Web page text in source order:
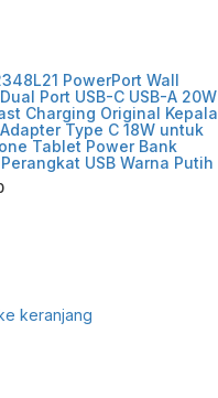
PowerPort Wall
Port USB-C USB-A 20W
Charging Original Kepala
Type C 18W untuk
Tablet Power Bank
USB Warna Putih
keranjang